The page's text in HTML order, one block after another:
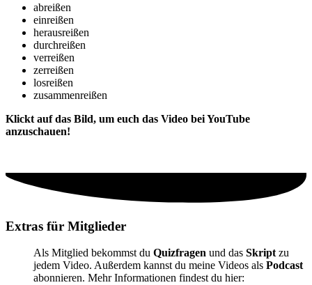
abreißen
einreißen
herausreißen
durchreißen
verreißen
zerreißen
losreißen
zusammenreißen
Klickt auf das Bild, um euch das Video bei YouTube
anzuschauen!
Extras für Mitglieder
Als Mitglied bekommst du Quizfragen und das Skript zu
jedem Video. Außerdem kannst du meine Videos als Podcast
abonnieren. Mehr Informationen findest du hier: